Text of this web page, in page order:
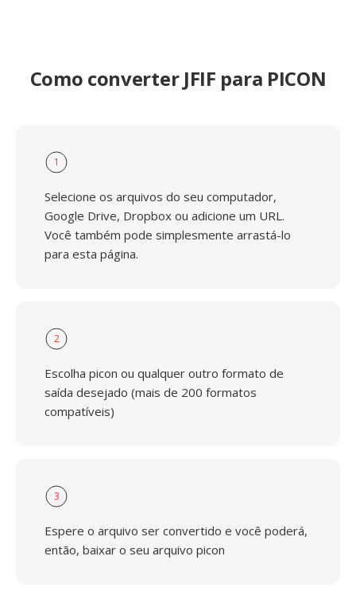
Como converter JFIF para PICON
1
Selecione os arquivos do seu computador,
Google Drive, Dropbox ou adicione um URL.
Você também pode simplesmente arrastá-lo
para esta página.
2
Escolha picon ou qualquer outro formato de
saída desejado (mais de 200 formatos
compatíveis)
3
Espere o arquivo ser convertido e você poderá,
então, baixar o seu arquivo picon